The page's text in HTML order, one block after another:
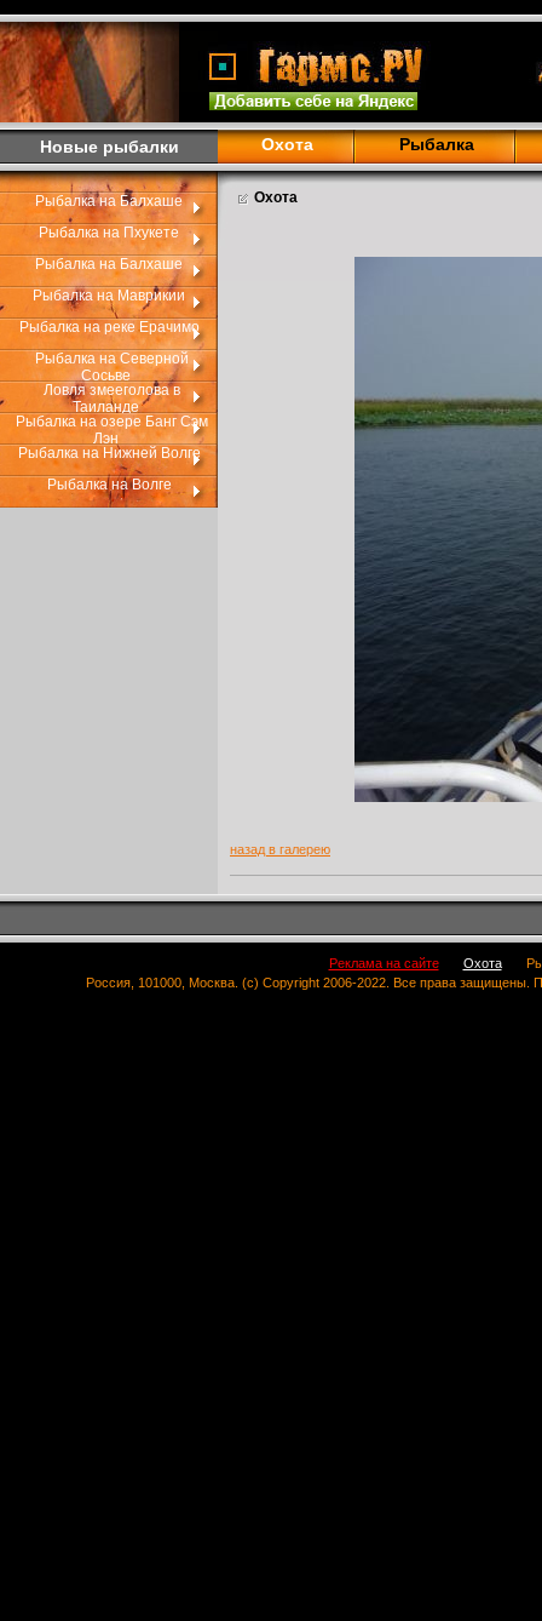
Новые рыбалки Охота Рыбалка
Рыбалка на Балхаше
Рыбалка на Пхукете
Рыбалка на Балхаше
Рыбалка на Маврикии
Рыбалка на реке Ерачимо
Рыбалка на Северной
Сосьве
Ловля змееголова в
Таиланде
Рыбалка на озере Банг Сэм
Лэн
Рыбалка на Нижней Волге
Рыбалка на Волге
Охота
назад в галерею
Реклама на сайте Охота
Россия, 101000, Москва. (c) Copyright 2006-2022. Все права защищены.